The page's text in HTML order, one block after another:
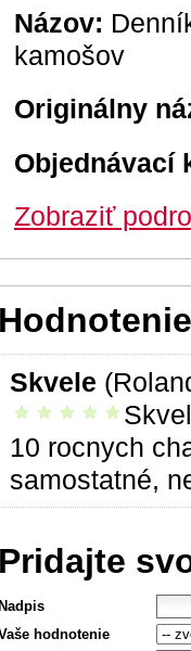
Názov:
kamošov
Originálny
Objednávací
Zobraziť
Skvele
vrelo odporúčam
10 rocnych
samostatné,
Pridajte
Nadpis
hodnotenie